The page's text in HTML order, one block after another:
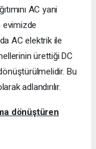
AC yani
evimizde
AC elektrik ile
ürettiği DC
Bu
adlandırılır.
dönüştüren